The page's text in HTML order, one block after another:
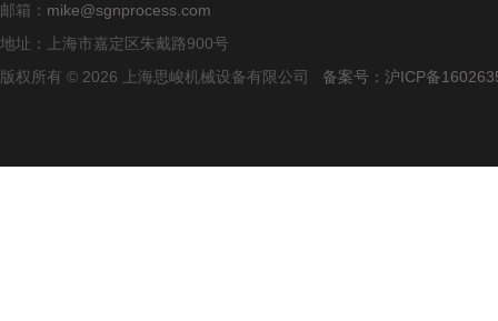
邮箱： mike@sgnprocess.com
地址：上海市嘉定区朱戴路900号
版权所有 © 2026 上海思峻机械设备有限公司 备案号：沪ICP备